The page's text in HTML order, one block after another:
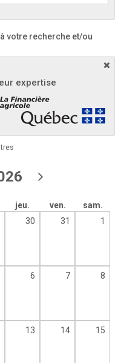
votre recherche et/ou
expertise
jeu. ven.
sam.
30 31 1
6 7 8
13 14 15